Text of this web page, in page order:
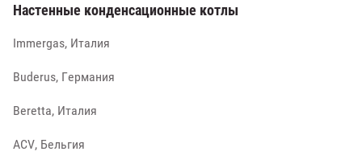
Настенные конденсационные котлы
Immergas, Италия
Buderus, Германия
Beretta, Италия
ACV, Бельгия